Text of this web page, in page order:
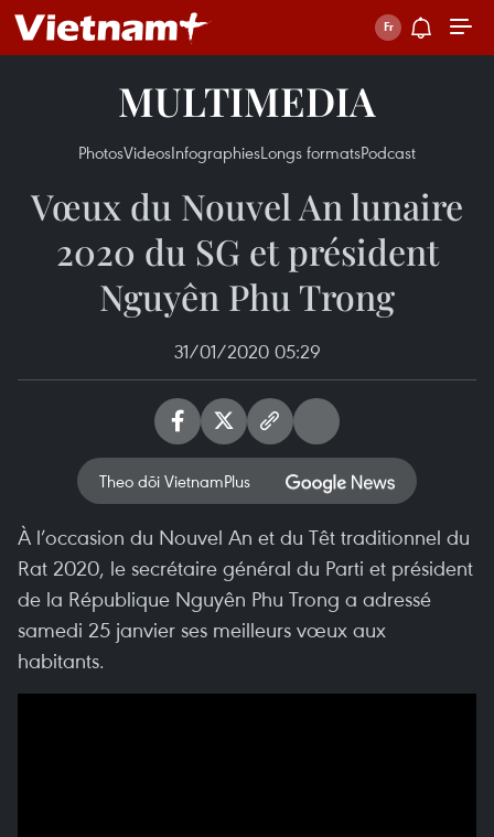
MULTIMEDIA
PhotosVideosInfographiesLongs formatsPodcast
Vœux du Nouvel An lunaire
2020 du SG et président
Nguyên Phu Trong
31/01/2020 05:29
Theo dõi VietnamPlus
À l’occasion du Nouvel An et du Têt traditionnel du
Rat 2020, le secrétaire général du Parti et président
de la République Nguyên Phu Trong a adressé
samedi 25 janvier ses meilleurs vœux aux
habitants.